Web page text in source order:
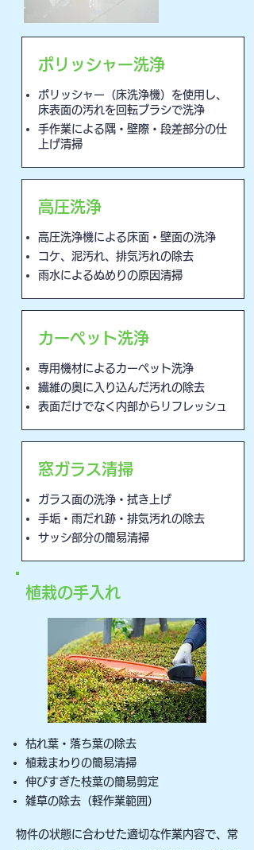
ポリッシャー洗浄
ポリッシャー（床洗浄機）を使用し、
床表面の汚れを回転ブラシで洗浄
手作業による隅・壁際・段差部分の仕
上げ清掃
高圧洗浄
高圧洗浄機による床面・壁面の洗浄
コケ、泥汚れ、排気汚れの除去
雨水によるぬめりの原因清掃
カーペット洗浄
専用機材によるカーペット洗浄
繊維の奥に入り込んだ汚れの除去
表面だけでなく内部からリフレッシュ
窓ガラス清掃
ガラス面の洗浄・拭き上げ
手垢・雨だれ跡・排気汚れの除去
サッシ部分の簡易清掃
植栽の手入れ
枯れ葉・落ち葉の除去
植栽まわりの簡易清掃
伸びすぎた枝葉の簡易剪定
雑草の除去（軽作業範囲）
物件の状態に合わせた適切な作業内容で、常